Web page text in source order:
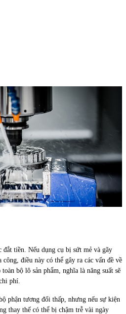
đắt tiền. Nếu dụng cụ bị sứt mẻ và gãy
điều này có thể gây ra các vấn đề về
bộ lô sản phẩm, nghĩa là năng suất sẽ
phí.
phận tương đối thấp, nhưng nếu sự kiện
thay thế có thể bị chậm trễ vài ngày